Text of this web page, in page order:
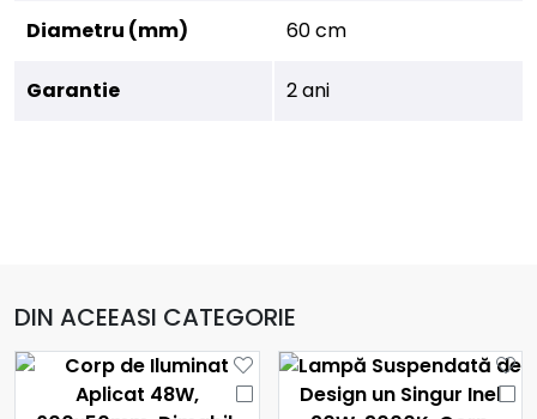
Diametru (mm) 60 cm
Garantie 2 ani
DIN ACEEASI CATEGORIE